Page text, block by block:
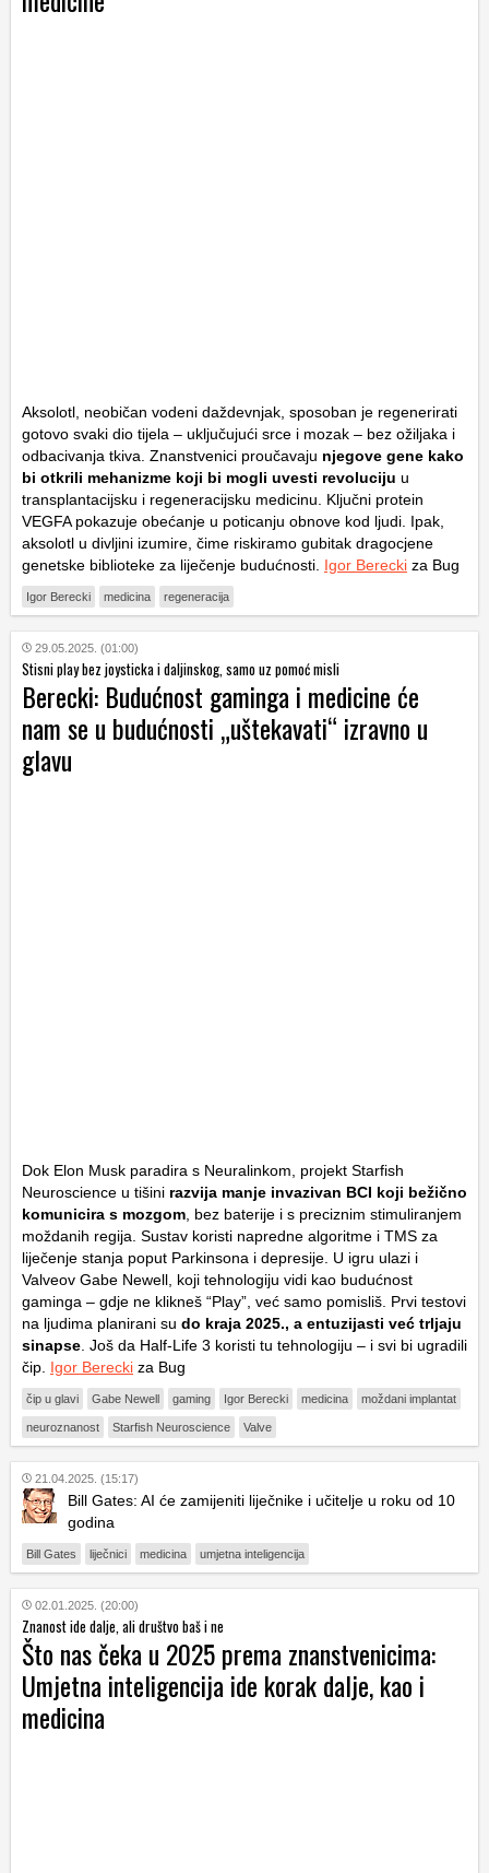
Aksolotl, neobičan vodeni daždevnjak, sposoban je regenerirati
gotovo svaki dio tijela – uključujući srce i mozak – bez ožiljaka i
odbacivanja tkiva. Znanstvenici proučavaju njegove gene kako
bi otkrili mehanizme koji bi mogli uvesti revoluciju u
transplantacijsku i regeneracijsku medicinu. Ključni protein
VEGFA pokazuje obećanje u poticanju obnove kod ljudi. Ipak,
aksolotl u divljini izumire, čime riskiramo gubitak dragocjene
genetske biblioteke za liječenje budućnosti. Igor Berecki za Bug
Igor Berecki medicina regeneracija
29.05.2025. (01:00)
Stisni play bez joysticka i daljinskog, samo uz pomoć misli
Berecki: Budućnost gaminga i medicine će
nam se u budućnosti „uštekavati“ izravno u
glavu
Dok Elon Musk paradira s Neuralinkom, projekt Starfish
Neuroscience u tišini razvija manje invazivan BCI koji bežično
komunicira s mozgom , bez baterije i s preciznim stimuliranjem
moždanih regija. Sustav koristi napredne algoritme i TMS za
liječenje stanja poput Parkinsona i depresije. U igru ulazi i
Valveov Gabe Newell, koji tehnologiju vidi kao budućnost
gaminga – gdje ne klikneš “Play”, već samo pomisliš. Prvi testovi
na ljudima planirani su do kraja 2025., a entuzijasti već trljaju
sinapse . Još da Half-Life 3 koristi tu tehnologiju – i svi bi ugradili
čip. Igor Berecki za Bug
čip u glavi Gabe Newell gaming Igor Berecki medicina moždani implantat
neuroznanost Starfish Neuroscience Valve
21.04.2025. (15:17)
Bill Gates: AI će zamijeniti liječnike i učitelje u roku od 10
godina
Bill Gates liječnici medicina umjetna inteligencija
02.01.2025. (20:00)
Znanost ide dalje, ali društvo baš i ne
Što nas čeka u 2025 prema znanstvenicima:
Umjetna inteligencija ide korak dalje, kao i
medicina